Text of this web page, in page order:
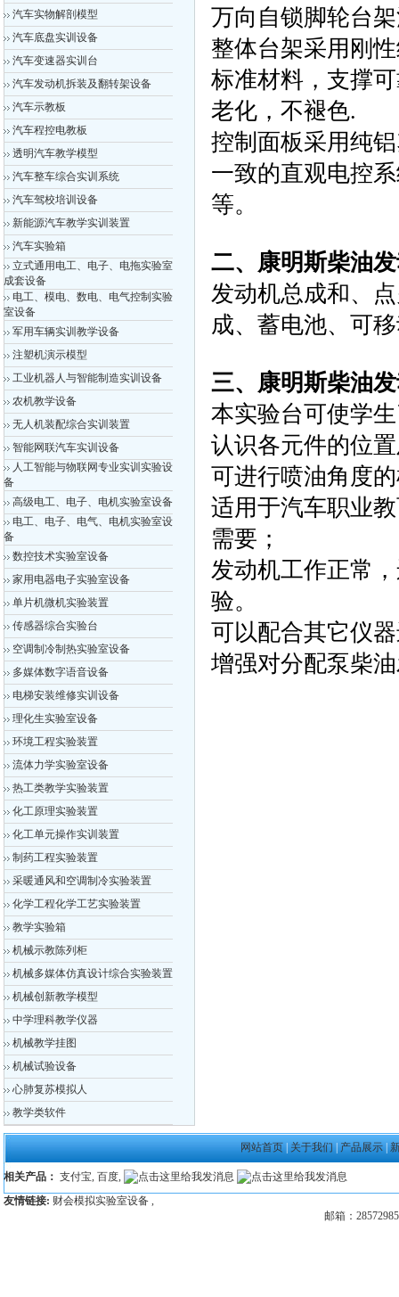
汽车实物解剖模型
汽车底盘实训设备
汽车变速器实训台
汽车发动机拆装及翻转架设备
汽车示教板
汽车程控电教板
透明汽车教学模型
汽车整车综合实训系统
汽车驾校培训设备
新能源汽车教学实训装置
汽车实验箱
立式通用电工、电子、电拖实验室
成套设备
电工、模电、数电、电气控制实验
室设备
军用车辆实训教学设备
注塑机演示模型
工业机器人与智能制造实训设备
农机教学设备
无人机装配综合实训装置
智能网联汽车实训设备
人工智能与物联网专业实训实验设
备
高级电工、电子、电机实验室设备
电工、电子、电气、电机实验室设
备
数控技术实验室设备
家用电器电子实验室设备
单片机微机实验装置
传感器综合实验台
空调制冷制热实验室设备
多媒体数字语音设备
电梯安装维修实训设备
理化生实验室设备
环境工程实验装置
流体力学实验室设备
热工类教学实验装置
化工原理实验装置
化工单元操作实训装置
制药工程实验装置
采暖通风和空调制冷实验装置
化学工程化学工艺实验装置
教学实验箱
机械示教陈列柜
机械多媒体仿真设计综合实验装置
机械创新教学模型
中学理科教学仪器
机械教学挂图
机械试验设备
心肺复苏模拟人
教学类软件
万向自锁脚轮台
整体台架采用刚
标准材料，支撑
老化，不褪色.
控制面板采用纯
一致的直观电控
等。
二、 康明斯柴油
发动机总成和、
成、蓄电池、可
三、 康明斯柴油
本实验台可使学
认识各元件的位
可进行喷油角度
适用于汽车职业
需要；
发动机工作正常
验。
可以配合其它仪
增强对分配泵柴
网站首页 关于我们 产品展示
相关产品： 支付宝, 百度,
友情链接: 财会模拟实验室设备 ,
邮箱：